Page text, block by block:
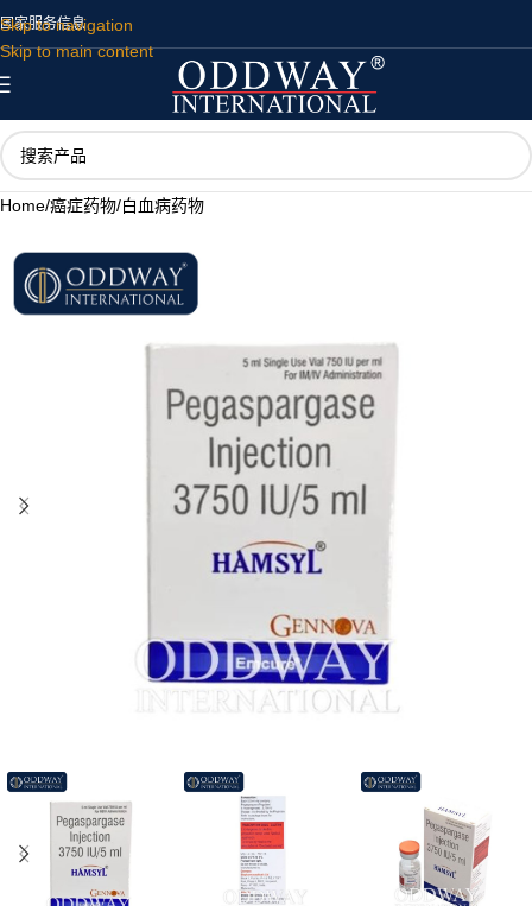
Skip to navigation
Skip to main content
国家服务信息
Home/癌症药物/白血病药物